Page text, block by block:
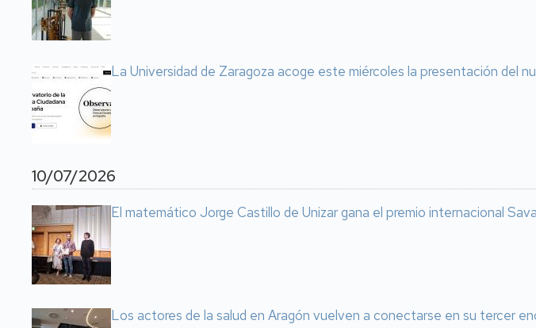
La Universidad de Zaragoza acoge este miércoles la presentación del
10/07/2026
El matemático Jorge Castillo de Unizar gana el premio internacional
Los actores de la salud en Aragón vuelven a conectarse en su tercer